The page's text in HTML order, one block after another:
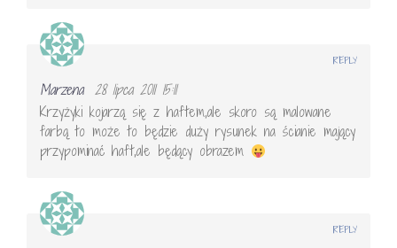
Marzena 28 lipca 2011 15:11
Krzyżyki kojarzą się z haftem,ale skoro są malowane
farbą to może to będzie duży rysunek na ścianie mający
przypominać haft,ale będący obrazem
REPLY
REPLY